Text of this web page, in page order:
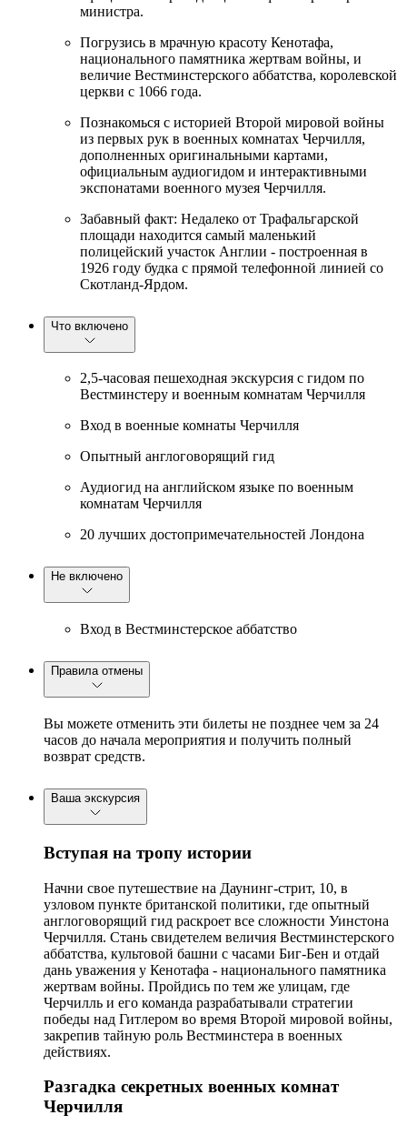
министра.
Погрузись в мрачную красоту Кенотафа,
национального памятника жертвам войны, и
величие Вестминстерского аббатства, королевской
церкви с 1066 года.
Познакомься с историей Второй мировой войны
из первых рук в военных комнатах Черчилля,
дополненных оригинальными картами,
официальным аудиогидом и интерактивными
экспонатами военного музея Черчилля.
Забавный факт: Недалеко от Трафальгарской
площади находится самый маленький
полицейский участок Англии - построенная в
1926 году будка с прямой телефонной линией со
Скотланд-Ярдом.
Что включено
2,5-часовая пешеходная экскурсия с гидом по
Вестминстеру и военным комнатам Черчилля
Вход в военные комнаты Черчилля
Опытный англоговорящий гид
Аудиогид на английском языке по военным
комнатам Черчилля
20 лучших достопримечательностей Лондона
Не включено
Вход в Вестминстерское аббатство
Правила отмены
Вы можете отменить эти билеты не позднее чем за 24
часов до начала мероприятия и получить полный
возврат средств.
Ваша экскурсия
Вступая на тропу истории
Начни свое путешествие на Даунинг-стрит, 10, в
узловом пункте британской политики, где опытный
англоговорящий гид раскроет все сложности Уинстона
Черчилля. Стань свидетелем величия Вестминстерского
аббатства, культовой башни с часами Биг-Бен и отдай
дань уважения у Кенотафа - национального памятника
жертвам войны. Пройдись по тем же улицам, где
Черчилль и его команда разрабатывали стратегии
победы над Гитлером во время Второй мировой войны,
закрепив тайную роль Вестминстера в военных
действиях.
Разгадка секретных военных комнат
Черчилля